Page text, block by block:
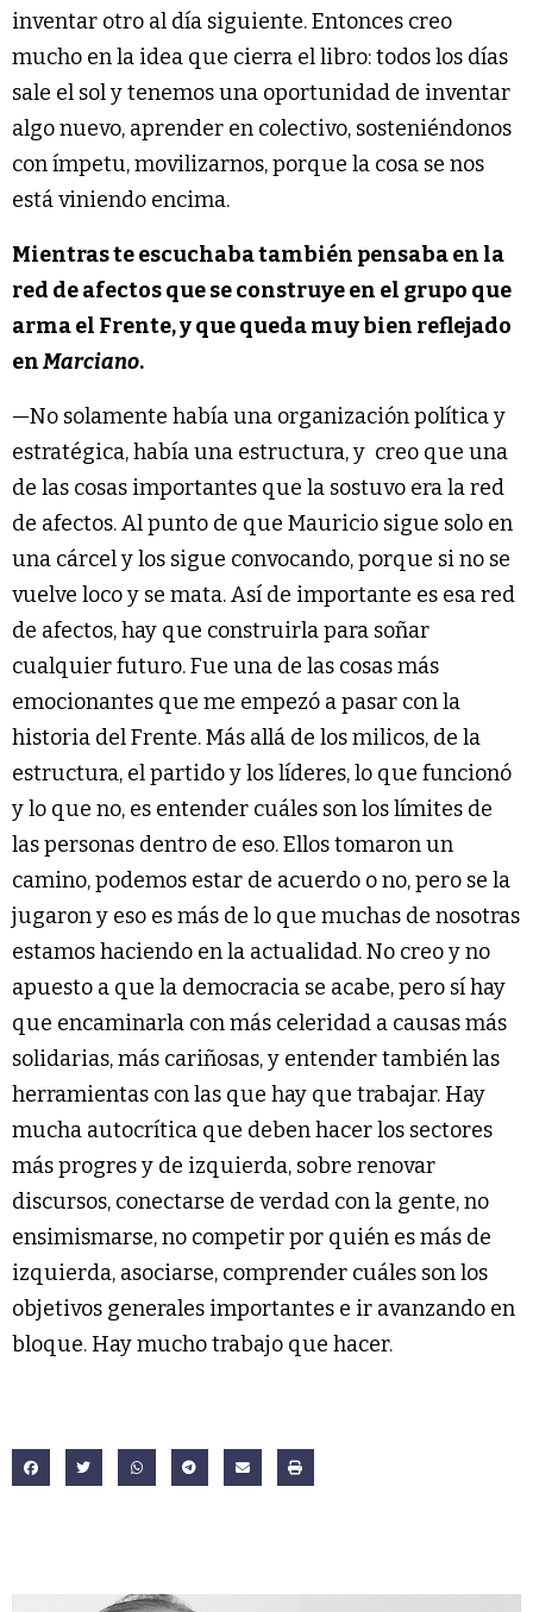
inventar otro al día siguiente. Entonces creo
mucho en la idea que cierra el libro: todos los días
sale el sol y tenemos una oportunidad de inventar
algo nuevo, aprender en colectivo, sosteniéndonos
con ímpetu, movilizarnos, porque la cosa se nos
está viniendo encima.
Mientras te escuchaba también pensaba en la
red de afectos que se construye en el grupo que
arma el Frente, y que queda muy bien reflejado
enMarciano.
—No solamente había una organización política y
estratégica, había una estructura, y creo que una
de las cosas importantes que la sostuvo era la red
de afectos. Al punto de que Mauricio sigue solo en
una cárcel y los sigue convocando, porque si no se
vuelve loco y se mata. Así de importante es esa red
de afectos, hay que construirla para soñar
cualquier futuro. Fue una de las cosas más
emocionantes que me empezó a pasar con la
historia del Frente. Más allá de los milicos, de la
estructura, el partido y los líderes, lo que funcionó
y lo que no, es entender cuáles son los límites de
las personas dentro de eso. Ellos tomaron un
camino, podemos estar de acuerdo o no, pero se la
jugaron y eso es más de lo que muchas de nosotras
estamos haciendo en la actualidad. No creo y no
apuesto a que la democracia se acabe, pero sí hay
que encaminarla con más celeridad a causas más
solidarias, más cariñosas, y entender también las
herramientas con las que hay que trabajar. Hay
mucha autocrítica que deben hacer los sectores
más progres y de izquierda, sobre renovar
discursos, conectarse de verdad con la gente, no
ensimismarse, no competir por quién es más de
izquierda, asociarse, comprender cuáles son los
objetivos generales importantes e ir avanzando en
bloque. Hay mucho trabajo que hacer.